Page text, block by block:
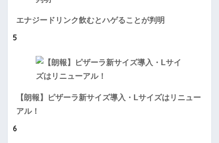
エナジードリンク飲むとハゲることが判明
5
【朗報】ピザーラ新サイズ導入・Lサイズはリニュー
アル！
6